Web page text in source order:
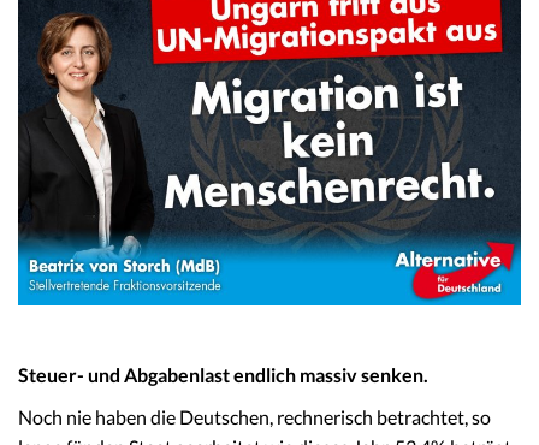
Steuer- und Abgabenlast endlich massiv senken.
Noch nie haben die Deutschen, rechnerisch betrachtet, so